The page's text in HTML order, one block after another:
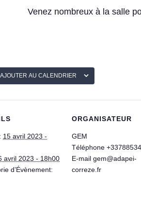
Venez nombreux à la salle
AJOUTER AU CALENDRIER
15 avril 2023 -
avril 2023 - 18h00
d’Évènement:
ORGANISATEUR
GEM
Téléphone
E-mail gem@adapei-
correze.fr